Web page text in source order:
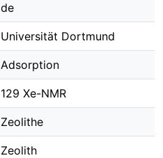
de
Universität Dortmund
Adsorption
129 Xe-NMR
Zeolithe
Zeolith